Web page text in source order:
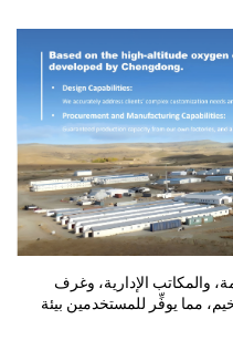
والمكاتب الإدارية، وغرف
مما يوفِّر للمستخدمين بيئة